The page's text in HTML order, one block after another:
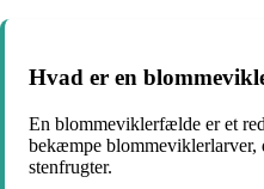
Hvad er en
En blommeviklerfælde er et
bekæmpe blommeviklerlarver,
stenfrugter.